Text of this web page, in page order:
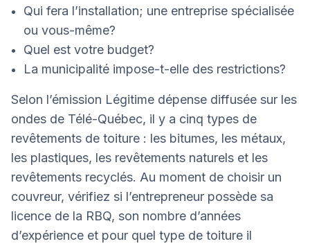
Qui fera l’installation; une entreprise spécialisée
ou vous-même?
Quel est votre budget?
La municipalité impose-t-elle des restrictions?
Selon l’émission Légitime dépense diffusée sur les
ondes de Télé-Québec, il y a cinq types de
revêtements de toiture : les bitumes, les métaux,
les plastiques, les revêtements naturels et les
revêtements recyclés. Au moment de choisir un
couvreur, vérifiez si l’entrepreneur possède sa
licence de la RBQ, son nombre d’années
d’expérience et pour quel type de toiture il